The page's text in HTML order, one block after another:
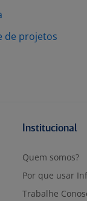
de projetos
Institucional
Quem somos?
Por que usar
Trabalhe